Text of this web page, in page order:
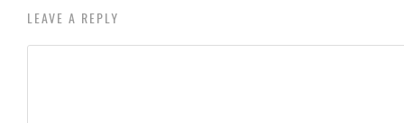
LEAVE A REPLY